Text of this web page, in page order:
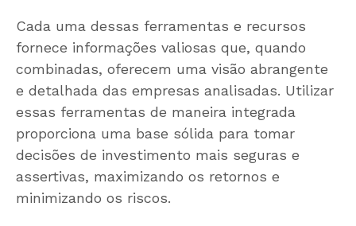
Cada uma dessas ferramentas e recursos
fornece informações valiosas que, quando
combinadas, oferecem uma visão abrangente
e detalhada das empresas analisadas. Utilizar
essas ferramentas de maneira integrada
proporciona uma base sólida para tomar
decisões de investimento mais seguras e
assertivas, maximizando os retornos e
minimizando os riscos.